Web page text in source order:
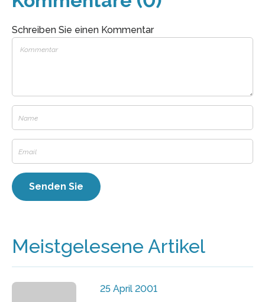
Schreiben Sie einen Kommentar
Meistgelesene Artikel
25 April 2001